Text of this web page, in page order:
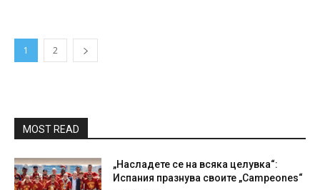
1 2
MOST READ
„Насладете се на всяка целувка“:
Испания празнува своите „Campeones“